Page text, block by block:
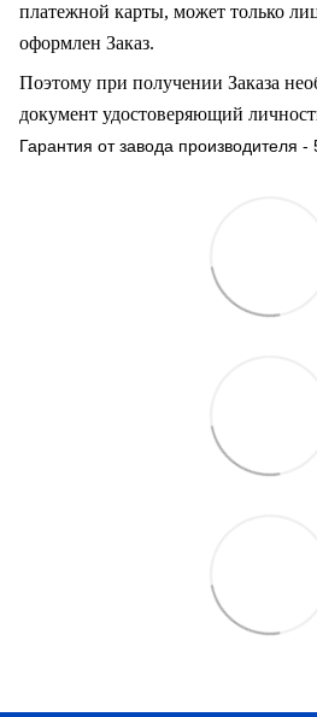
платежной карты, может только
оформлен Заказ.
Поэтому при получении Заказа
документ удостоверяющий
Гарантия от завода производителя -